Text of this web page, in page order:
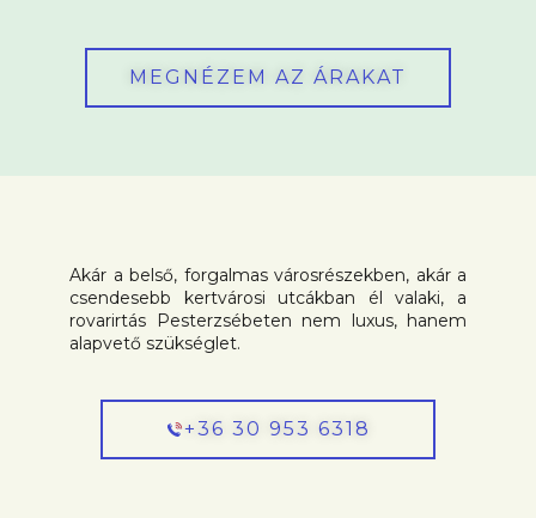
MEGNÉZEM AZ ÁRAKAT
Akár a belső, forgalmas városrészekben, akár a
csendesebb kertvárosi utcákban él valaki, a
rovarirtás Pesterzsébeten nem luxus, hanem
alapvető szükséglet.
+36 30 953 6318